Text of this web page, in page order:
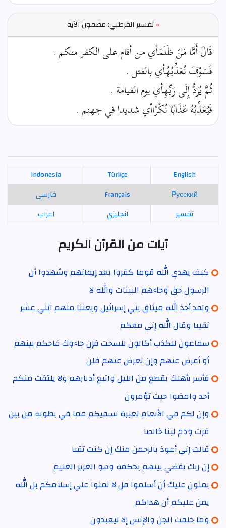
» تفسير القرطبي: مضمون الآية
قَالَ أَمَّا مَنْ ظَلَمَأي من أقام على الكفر منكم .
فَسَوْفَ نُعَذِّبُهُأي بالقتل .
ثُمَّ يُرَدُّ إِلَى رَبِّهِأي يوم القيامة .
فَيُعَذِّبُهُ عَذَابًا نُكْرًاأي شديدا في جهنم .
English
Türkçe
Indonesia
Русский
Français
فارسی
تفسير
انجليزي اعراب
آيات من القرآن الكريم
كيف يهدي الله قوما كفروا بعد إيمانهم وشهدوا أن
الرسول حق وجاءهم البينات والله لا
ولقد أخذ الله ميثاق بني إسرائيل وبعثنا منهم اثني عشر
نقيبا وقال الله إني معكم
سماعون للكذب أكالون للسحت فإن جاءوك فاحكم بينهم
أو أعرض عنهم وإن تعرض عنهم فلن
فأسر بأهلك بقطع من الليل واتبع أدبارهم ولا يلتفت منكم
أحد وامضوا حيث تؤمرون
وإن لكم في الأنعام لعبرة نسقيكم مما في بطونه من بين
فرث ودم لبنا خالصا
قالت إني أعوذ بالرحمن منك إن كنت تقيا
إن ربك يقضي بينهم بحكمه وهو العزيز العليم
يمنون عليك أن أسلموا قل لا تمنوا علي إسلامكم بل الله
يمن عليكم أن هداكم
وما خلقت الجن والإنس إلا ليعبدون